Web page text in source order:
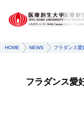
HOME NEWS フラダンス
フラダンス愛